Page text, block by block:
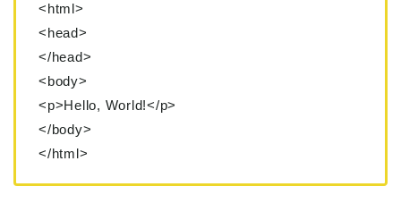
<html>
<head>
</head>
<body>
<p>Hello, World!</p>
</body>
</html>